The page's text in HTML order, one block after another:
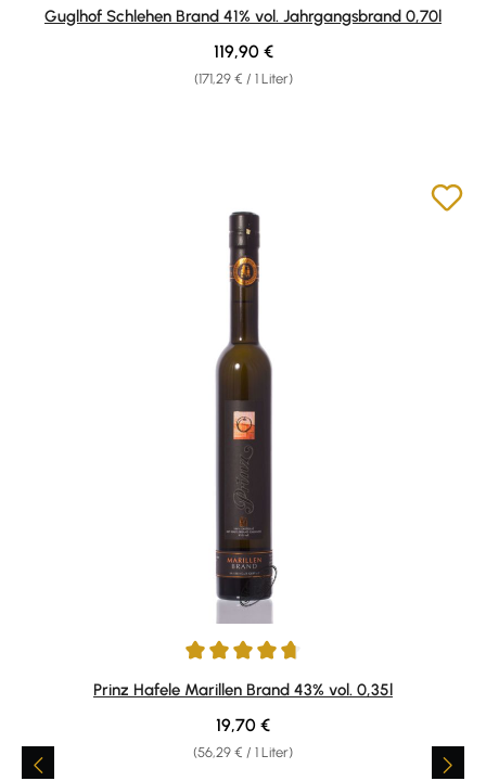
Durchschnittliche Bewertung von 5 von 5 Sternen
Guglhof Schlehen Brand 41% vol. Jahrgangsbrand 0,70l
(171,29 € / 1 Liter)
Regulärer Preis:
119,90 €
Durchschnittliche Bewertung von 4.72 von 5 Sternen
Prinz Hafele Marillen Brand 43% vol. 0,35l
(56,29 € / 1 Liter)
Regulärer Preis:
19,70 €